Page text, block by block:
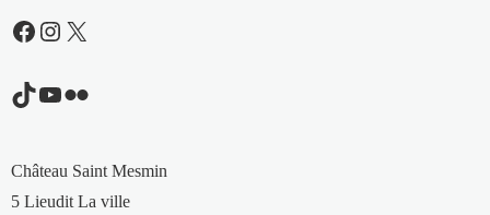
Facebook
Instagram
X
TikTok
YouTube
Flickr
Château Saint Mesmin
5 Lieudit La ville